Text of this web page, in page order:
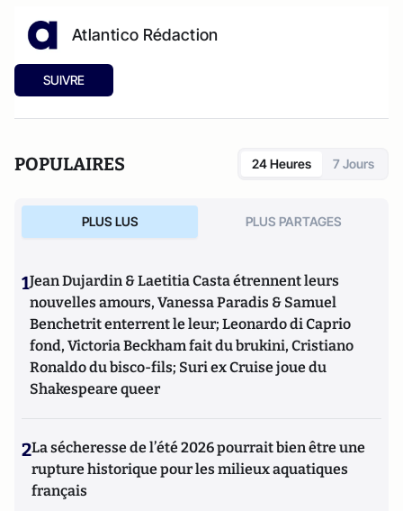
Atlantico Rédaction
SUIVRE
POPULAIRES 24 Heures 7 Jours
PLUS LUS PLUS PARTAGES
1Jean Dujardin & Laetitia Casta étrennent leurs
nouvelles amours, Vanessa Paradis & Samuel
Benchetrit enterrent le leur; Leonardo di Caprio
fond, Victoria Beckham fait du brukini, Cristiano
Ronaldo du bisco-fils; Suri ex Cruise joue du
Shakespeare queer
2La sécheresse de l’été 2026 pourrait bien être une
rupture historique pour les milieux aquatiques
français